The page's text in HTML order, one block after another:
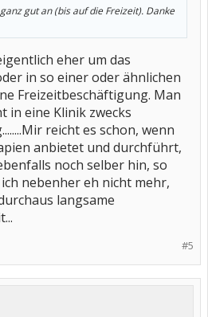
gut an (bis auf die Freizeit). Danke
eher um das
in so einer oder ähnlichen
Freizeitbeschäftigung. Man
in eine Klinik zwecks
reicht es schon, wenn
anbietet und durchführt,
noch selber hin, so
nebenher eh nicht mehr,
langsame
#5